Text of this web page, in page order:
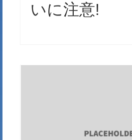
いに注意!